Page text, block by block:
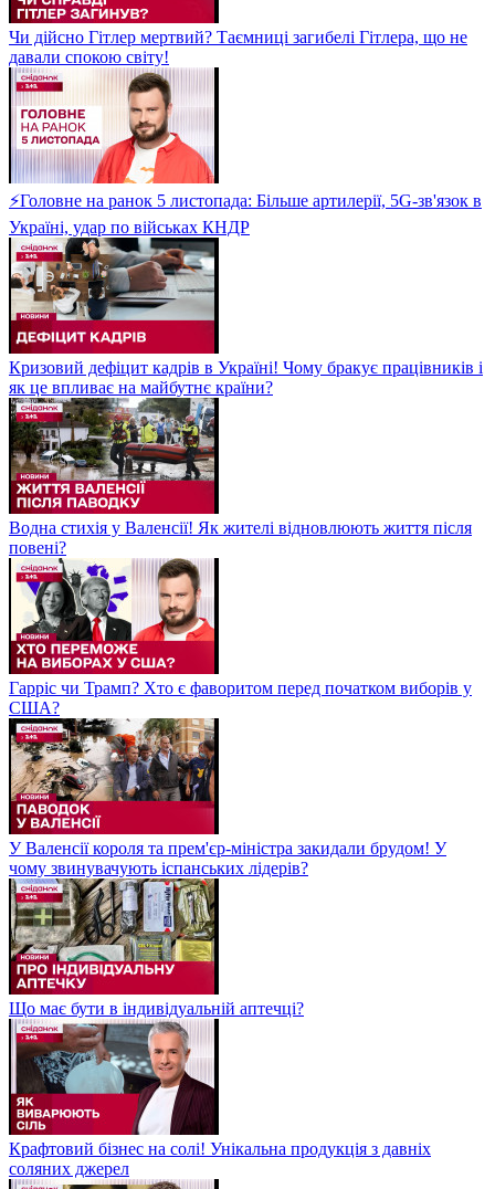
Чи дійсно Гітлер мертвий? Таємниці загибелі Гітлера, що не
давали спокою світу!
⚡Головне на ранок 5 листопада: Більше артилерії, 5G-зв'язок в
Україні, удар по військах КНДР
Кризовий дефіцит кадрів в Україні! Чому бракує працівників і
як це впливає на майбутнє країни?
Водна стихія у Валенсії! Як жителі відновлюють життя після
повені?
Гарріс чи Трамп? Хто є фаворитом перед початком виборів у
США?
У Валенсії короля та прем'єр-міністра закидали брудом! У
чому звинувачують іспанських лідерів?
Що має бути в індивідуальній аптечці?
Крафтовий бізнес на солі! Унікальна продукція з давніх
соляних джерел